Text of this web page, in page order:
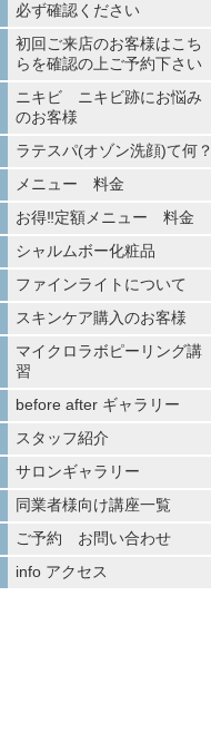
必ず確認ください
初回ご来店のお客様はこち
らを確認の上ご予約下さい
ニキビ ニキビ跡にお悩み
のお客様
ラテスパ(オゾン洗顔)て何？
メニュー 料金
お得‼︎定額メニュー 料金
シャルムボー化粧品
ファインライトについて
スキンケア購入のお客様
マイクロラボピーリング講
習
before after ギャラリー
スタッフ紹介
サロンギャラリー
同業者様向け講座一覧
ご予約 お問い合わせ
info アクセス